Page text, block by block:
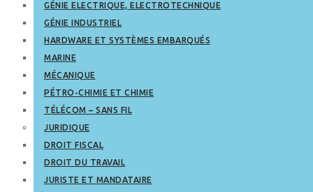
GÉNIE ELECTRIQUE, ELECTROTECHNIQUE
GÉNIE INDUSTRIEL
HARDWARE ET SYSTÈMES EMBARQUÉS
MARINE
MÉCANIQUE
PÉTRO-CHIMIE ET CHIMIE
TÉLÉCOM – SANS FIL
JURIDIQUE
DROIT FISCAL
DROIT DU TRAVAIL
JURISTE ET MANDATAIRE